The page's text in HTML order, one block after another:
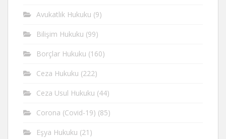
Avukatlık Hukuku (9)
Bilişim Hukuku (99)
Borçlar Hukuku (160)
Ceza Hukuku (222)
Ceza Usul Hukuku (44)
Corona (Covid-19) (85)
Eşya Hukuku (21)